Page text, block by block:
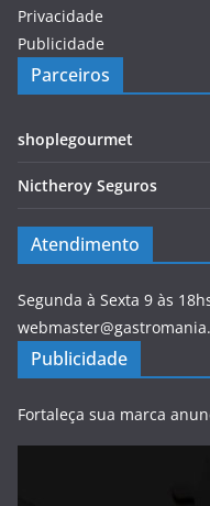
Privacidade
Publicidade
Parceiros
shoplegourmet
Nictheroy Seguros
Atendimento
Segunda à Sexta 9 às
Publicidade
Fortaleça sua marca